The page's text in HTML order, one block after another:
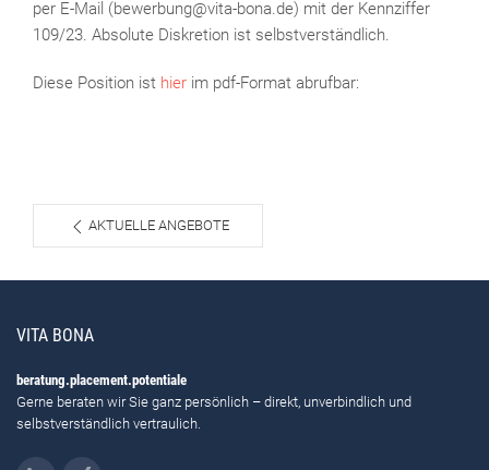
per E-Mail (bewerbung@vita-bona.de) mit der Kennziffer
109/23. Absolute Diskretion ist selbstverständlich.
Diese Position ist hier im pdf-Format abrufbar:
AKTUELLE ANGEBOTE
VITA BONA
beratung.placement.potentiale
Gerne beraten wir Sie ganz persönlich – direkt, unverbindlich und
selbstverständlich vertraulich.